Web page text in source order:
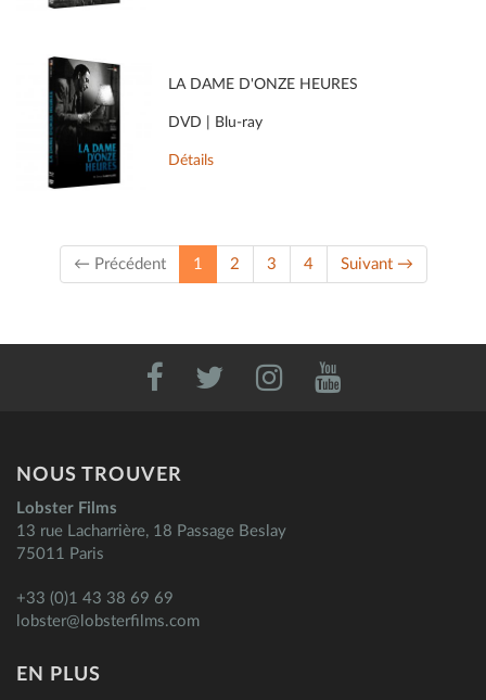
LA DAME D'ONZE HEURES
DVD | Blu-ray
Détails
← Précédent 1 (current)
2 3 4 Suivant →
NOUS TROUVER
Lobster Films
13 rue Lacharrière, 18 Passage Beslay
75011 Paris
+33 (0)1 43 38 69 69
lobster@lobsterfilms.com
EN PLUS